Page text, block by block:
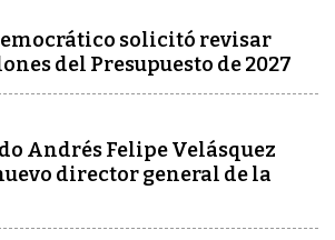
solicitó revisar
del Presupuesto de 2027
Andrés Felipe Velásquez
director general de la